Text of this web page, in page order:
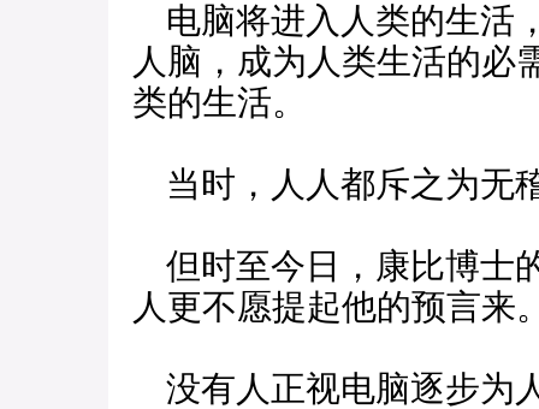
电脑将进入人类的生活
人脑，成为人类生活的必
类的生活。
当时，人人都斥之为无
但时至今日，康比博士
人更不愿提起他的预言来
没有人正视电脑逐步为